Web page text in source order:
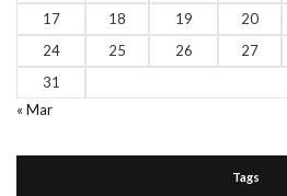
17
18 19 20
24
25 26 27
31
« Mar
Tags